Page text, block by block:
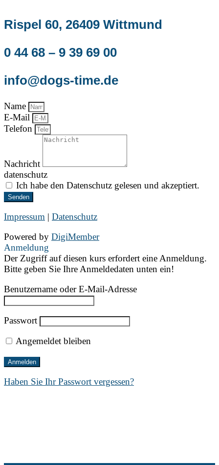
Rispel 60, 26409 Wittmund
0 44 68 – 9 39 69 00
info@dogs-time.de
Name
E-Mail
Telefon
Nachricht
datenschutz
Ich habe den Datenschutz gelesen und akzeptiert.
Senden
Impressum | Datenschutz
Powered by DigiMember
Anmeldung
Der Zugriff auf diesen kurs erfordert eine Anmeldung.
Bitte geben Sie Ihre Anmeldedaten unten ein!
Benutzername oder E-Mail-Adresse
Passwort
Angemeldet bleiben
Haben Sie Ihr Passwort vergessen?